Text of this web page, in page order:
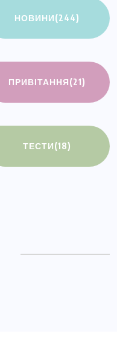
НОВИНИ(244)
ПРИВІТАННЯ(21)
ТЕСТИ(18)